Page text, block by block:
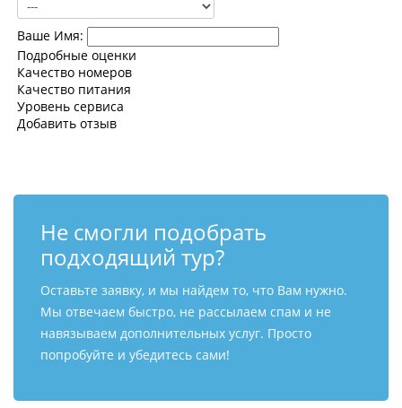
Ваше Имя:
Подробные оценки
Качество номеров
Качество питания
Уровень сервиса
Добавить отзыв
Не смогли подобрать
подходящий тур?
Оставьте заявку, и мы найдем то, что Вам нужно.
Мы отвечаем быстро, не рассылаем спам и не
навязываем дополнительных услуг. Просто
попробуйте и убедитесь сами!